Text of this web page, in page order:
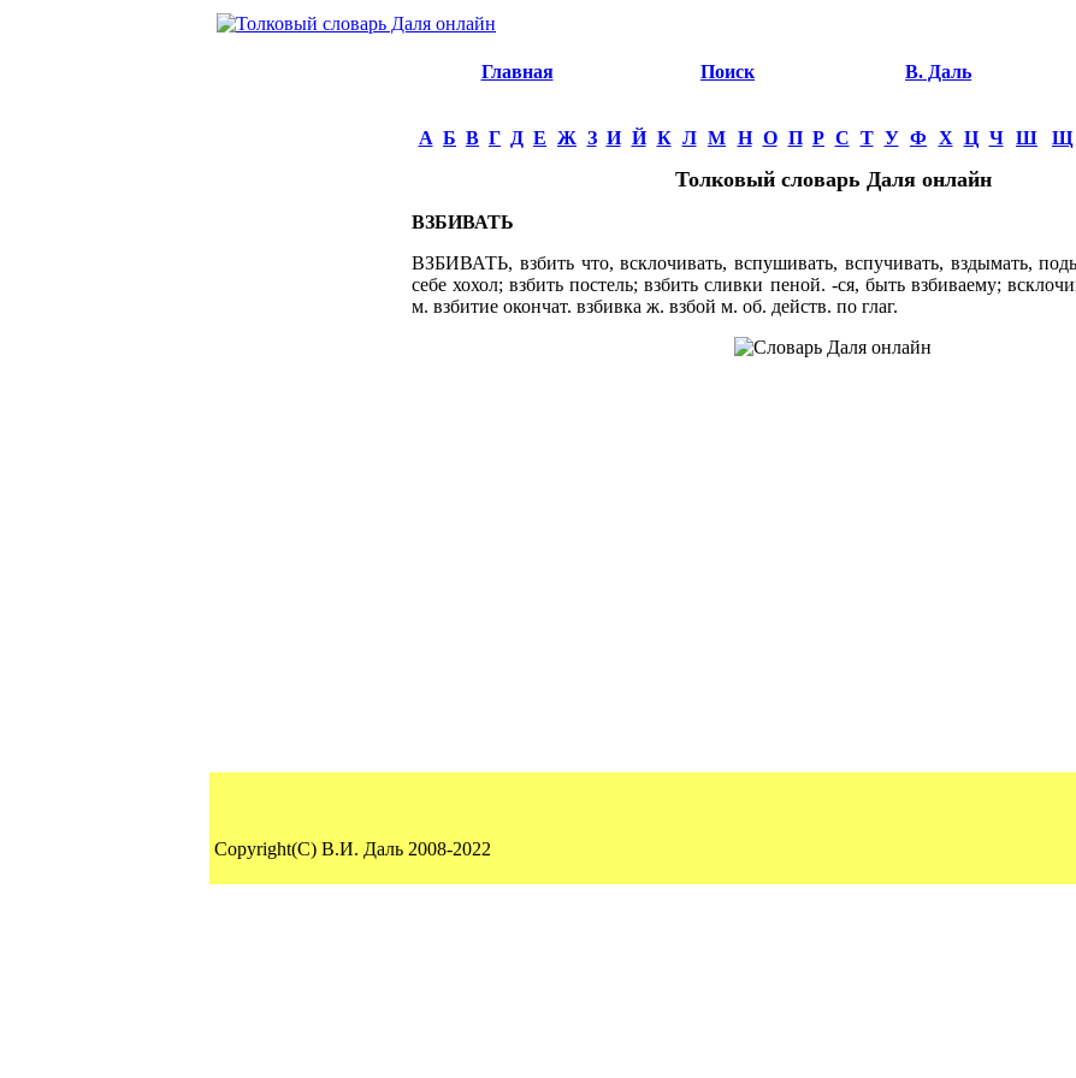
Главная Поиск В. Даль
А Б В Г Д Е Ж З И Й К Л М Н О П Р С Т У Ф Х Ц Ч Ш Щ
Толковый словарь Даля онлайн
ВЗБИВАТЬ
ВЗБИВАТЬ, взбить что, всклочивать, вспушивать, вспучивать, вздымать,
себе хохол; взбить постель; взбить сливки пеной. -ся, быть взбиваему;
м. взбитие окончат. взбивка ж. взбой м. об. действ. по глаг.
Copyright(C) В.И. Даль 2008-2022